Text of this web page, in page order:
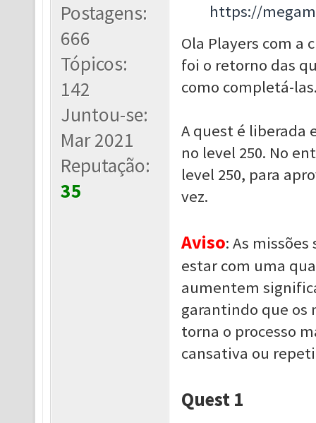
Postagens:
666
Tópicos:
142
Juntou-se:
Mar 2021
Reputação:
35
https://
Ola Players com a
foi o retorno das
como completá-
A quest é liberada
no level 250. No
level 250, para
vez.
Aviso: As
estar com uma
aumentem
garantindo que os
torna o processo
cansativa ou
Quest 1